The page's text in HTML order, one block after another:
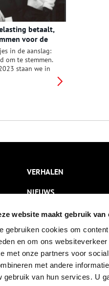
website maakt gebruik van
gebruiken cookies om
en om ons
met onze partners voor
met andere
gebruik van hun services. U
betaalt,
voor de
in de 19e
in de aanslag:
om te stemmen.
staan we in
helft van de
VERHALEN
NIEUWS
KALENDER
THEMA’S
ACTIVITEITEN
VIDEO’S